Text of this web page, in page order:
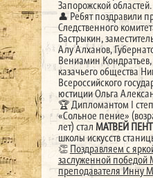
Запорожской областей.
👤 Ребят поздравили
Следственного
Бастрыкин,
Алу Алханов,
Вениамин
казачьего общества
Всероссийского
юстиции Ольга
🏆 Дипломантом I
«Сольное пение»
лет) стал МАТВЕЙ
школы искусств
👏Поздравляем с
заслуженной победой
преподавателя Инну